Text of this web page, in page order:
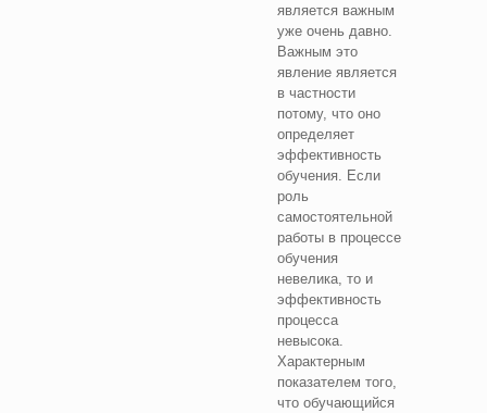
является важным
уже очень давно.
Важным это
явление является
в частности
потому, что оно
определяет
эффективность
обучения. Если
роль
самостоятельной
работы в процессе
обучения
невелика, то и
эффективность
процесса
невысока.
Характерным
показателем того,
что обучающийся